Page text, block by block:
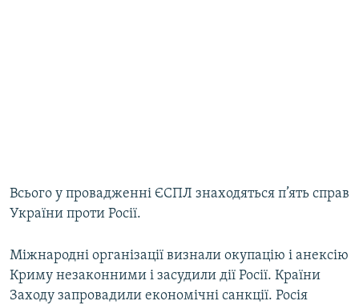
Всього у провадженні ЄСПЛ знаходяться п’ять справ
України проти Росії.
Міжнародні організації визнали окупацію і анексію
Криму незаконними і засудили дії Росії. Країни
Заходу запровадили економічні санкції. Росія